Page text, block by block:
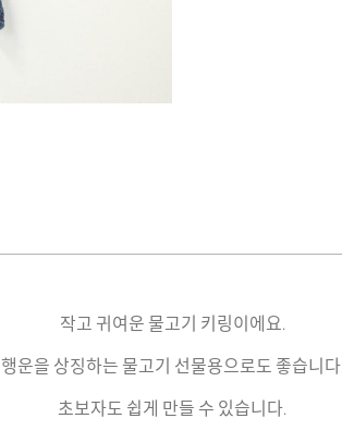
작고 귀여운 물고기 키링이에요.
행운을 상징하는 물고기 선물용으로도 좋습니다.
초보자도 쉽게 만들 수 있습니다.